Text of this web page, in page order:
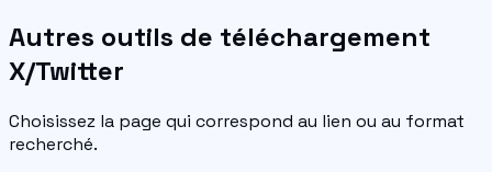
Autres outils de téléchargement
X/Twitter
Choisissez la page qui correspond au lien ou au format
recherché.